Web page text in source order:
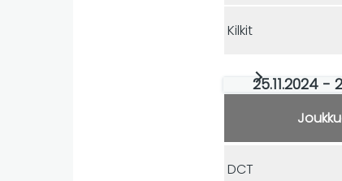
Kilkit
25.11.2024 -
DCT